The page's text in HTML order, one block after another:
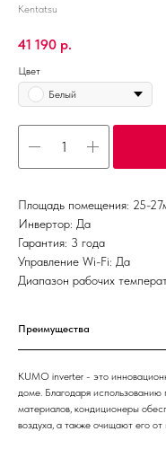
Kentatsu
41 190 р.
Цвет
Белый
Площадь помещения: 25-
Инвертор: Да
Гарантия: 3 года
Управление Wi-Fi: Да
Диапазон рабочих
Преимущества
KUMO inverter - это
доме. Благодаря использованию
материалов, кондиционеры
воздуха, а также очищают его